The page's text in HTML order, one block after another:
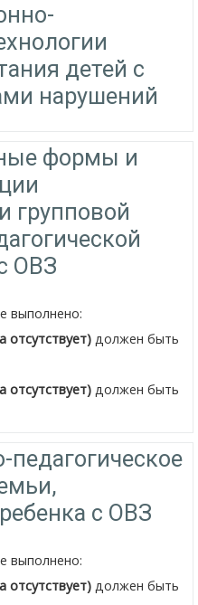
детей с
нарушений
формы и
групповой
ОВЗ
выполнено:
отсутствует) должен быть
отсутствует) должен быть
с ОВЗ
выполнено:
отсутствует) должен быть